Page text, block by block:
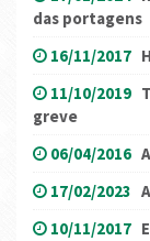
das portagens
16/11/2017
11/10/2019
greve
06/04/2016
17/02/2023
10/11/2017